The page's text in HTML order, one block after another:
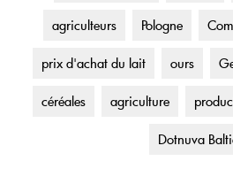
agriculteurs Pologne
prix d'achat du lait ours
céréales agriculture
Dotnuva